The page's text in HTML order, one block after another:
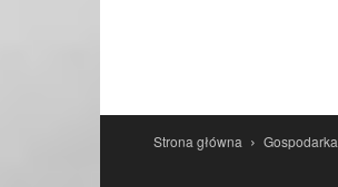
Strona główna Gospodarka